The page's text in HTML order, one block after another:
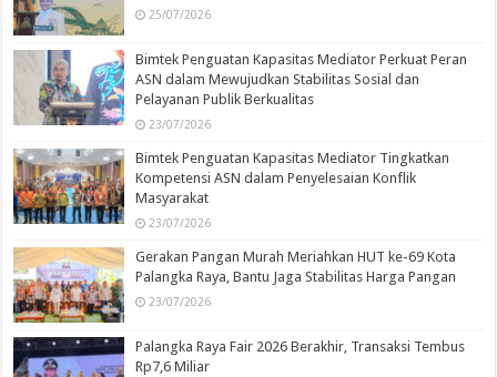
25/07/2026
Bimtek Penguatan Kapasitas Mediator Perkuat Peran
ASN dalam Mewujudkan Stabilitas Sosial dan
Pelayanan Publik Berkualitas
23/07/2026
Bimtek Penguatan Kapasitas Mediator Tingkatkan
Kompetensi ASN dalam Penyelesaian Konflik
Masyarakat
23/07/2026
Gerakan Pangan Murah Meriahkan HUT ke-69 Kota
Palangka Raya, Bantu Jaga Stabilitas Harga Pangan
23/07/2026
Palangka Raya Fair 2026 Berakhir, Transaksi Tembus
Rp7,6 Miliar